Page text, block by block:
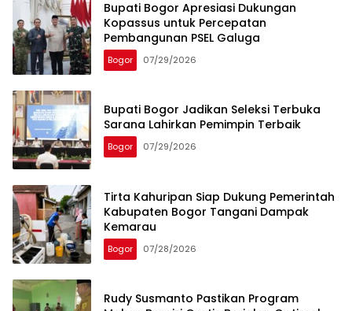
Bupati Bogor Apresiasi Dukungan
Kopassus untuk Percepatan
Pembangunan PSEL Galuga
Bogor 07/29/2026
Bupati Bogor Jadikan Seleksi Terbuka
Sarana Lahirkan Pemimpin Terbaik
Bogor 07/29/2026
Tirta Kahuripan Siap Dukung Pemerintah
Kabupaten Bogor Tangani Dampak
Kemarau
Bogor 07/28/2026
Rudy Susmanto Pastikan Program